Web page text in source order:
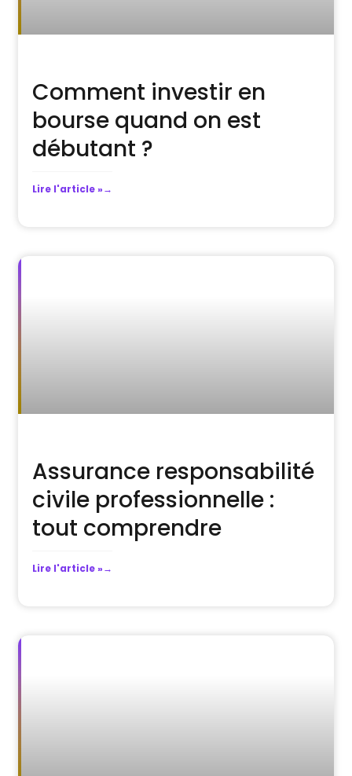
Comment investir en
bourse quand on est
débutant ?
Lire l'article »
Assurance responsabilité
civile professionnelle :
tout comprendre
Lire l'article »